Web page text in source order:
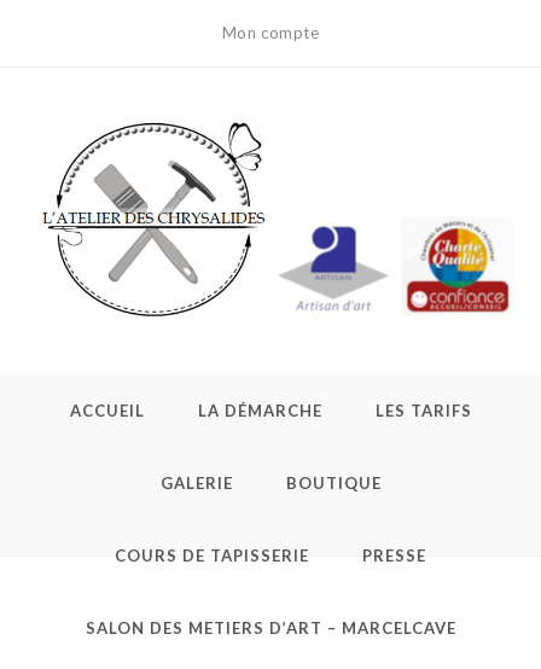
Mon compte
ACCUEIL LA DÉMARCHE LES TARIFS
GALERIE BOUTIQUE
COURS DE TAPISSERIE PRESSE
SALON DES METIERS D’ART – MARCELCAVE